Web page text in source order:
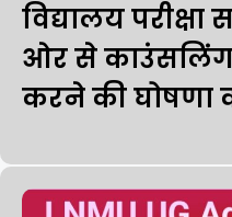
विद्यालय परीक्षा
ओर से काउंसलिंग
करने की घोषणा